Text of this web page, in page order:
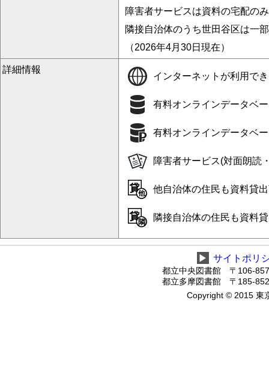
障害者サービスは資料の宅配の
隣接自治体のうち世田谷区は一
（2026年4月30日現在）
詳細情報
インターネットが利用で
有料オンラインデータベ
有料オンラインデータベ
障害者サービス(対面朗読
他自治体の住民も資料貸
隣接自治体の住民も資料
▶ サイトポリ
都立中央図書館 〒106-
都立多摩図書館 〒185-
Copyright © 2015 東